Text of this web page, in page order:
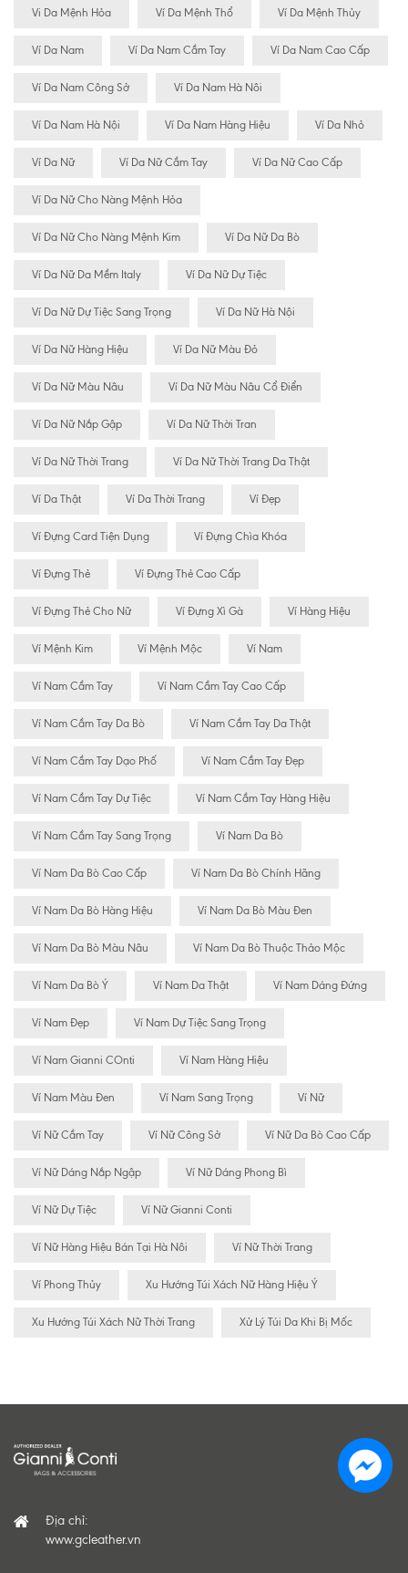
Vi Da Mệnh Hỏa Ví Da Mệnh Thổ Ví Da Mệnh Thủy
Ví Da Nam Ví Da Nam Cầm Tay Ví Da Nam Cao Cấp
Ví Da Nam Công Sở Ví Da Nam Hà Nôi
Ví Da Nam Hà Nội Ví Da Nam Hàng Hiệu Ví Da Nhỏ
Ví Da Nữ Ví Da Nữ Cầm Tay Ví Da Nữ Cao Cấp
Ví Da Nữ Cho Nàng Mệnh Hỏa
Ví Da Nữ Cho Nàng Mệnh Kim Ví Da Nữ Da Bò
Ví Da Nữ Da Mềm Italy Ví Da Nữ Dự Tiệc
Ví Da Nữ Dự Tiệc Sang Trọng Ví Da Nữ Hà Nội
Ví Da Nữ Hàng Hiệu Ví Da Nữ Màu Đỏ
Ví Da Nữ Màu Nâu Ví Da Nữ Màu Nâu Cổ Điển
Ví Da Nữ Nắp Gập Ví Da Nữ Thời Tran
Ví Da Nữ Thời Trang Ví Da Nữ Thời Trang Da Thật
Ví Da Thật Ví Da Thời Trang Ví Đẹp
Ví Đựng Card Tiện Dụng Ví Đựng Chìa Khóa
Ví Đựng Thẻ Ví Đựng Thẻ Cao Cấp
Ví Đựng Thẻ Cho Nữ Ví Đựng Xì Gà Ví Hàng Hiệu
Ví Mệnh Kim Ví Mệnh Mộc Ví Nam
Ví Nam Cầm Tay Ví Nam Cầm Tay Cao Cấp
Ví Nam Cầm Tay Da Bò Ví Nam Cầm Tay Da Thật
Ví Nam Cầm Tay Dạo Phố Ví Nam Cầm Tay Đẹp
Ví Nam Cầm Tay Dự Tiệc Ví Nam Cầm Tay Hàng Hiệu
Ví Nam Cầm Tay Sang Trọng Ví Nam Da Bò
Ví Nam Da Bò Cao Cấp Ví Nam Da Bò Chính Hãng
Ví Nam Da Bò Hàng Hiệu Ví Nam Da Bò Màu Đen
Ví Nam Da Bò Màu Nâu Ví Nam Da Bò Thuộc Thảo Mộc
Ví Nam Da Bò Ý Ví Nam Da Thật Ví Nam Dáng Đứng
Ví Nam Đẹp Ví Nam Dự Tiệc Sang Trọng
Ví Nam Gianni COnti Ví Nam Hàng Hiệu
Ví Nam Màu Đen Ví Nam Sang Trọng Ví Nữ
Ví Nữ Cầm Tay Ví Nữ Công Sở Ví Nữ Da Bò Cao Cấp
Ví Nữ Dáng Nắp Ngập Ví Nữ Dáng Phong Bì
Ví Nữ Dự Tiệc Ví Nữ Gianni Conti
Ví Nữ Hàng Hiệu Bán Tại Hà Nôi Ví Nữ Thời Trang
Ví Phong Thủy Xu Hướng Túi Xách Nữ Hàng Hiệu Ý
Xu Hướng Túi Xách Nữ Thời Trang Xử Lý Túi Da Khi Bị Mốc
Địa chỉ:
www.gcleather.vn